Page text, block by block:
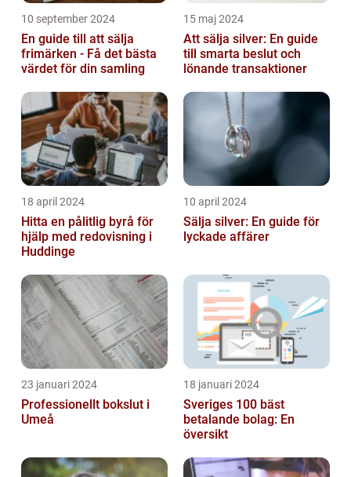
10 september 2024
En guide till att sälja
frimärken - Få det bästa
värdet för din samling
15 maj 2024
Att sälja silver: En guide
till smarta beslut och
lönande transaktioner
18 april 2024
Hitta en pålitlig byrå för
hjälp med redovisning i
Huddinge
10 april 2024
Sälja silver: En guide för
lyckade affärer
23 januari 2024
Professionellt bokslut i
Umeå
18 januari 2024
Sveriges 100 bäst
betalande bolag: En
översikt